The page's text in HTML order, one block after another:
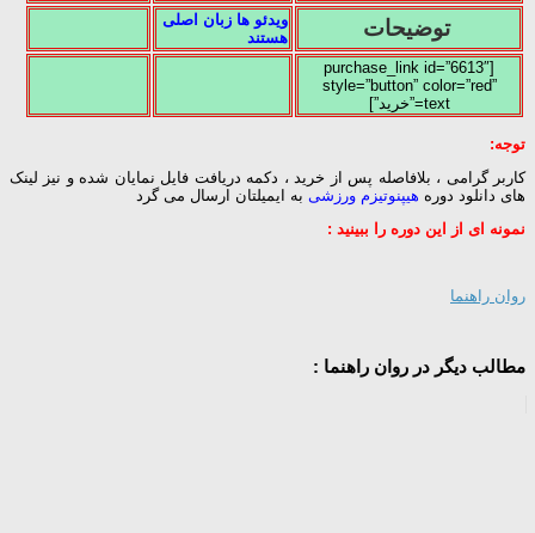
توضیحات
ویدئو ها زبان اصلی
هستند
[purchase_link id=”6613″
style=”button” color=”red”
text=”خرید”]
توجه:
کاربر گرامی ، بلافاصله پس از خرید ، دکمه دریافت فایل نمایان شده و نیز لینک
های دانلود دوره هیپنوتیزم ورزشی به ایمیلتان ارسال می گرد
نمونه ای از این دوره را ببینید :
روان راهنما
مطالب دیگر در روان راهنما :